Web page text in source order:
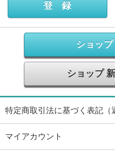
ショッ
ショップ
特定商取引法に基づく表記（
マイアカウント